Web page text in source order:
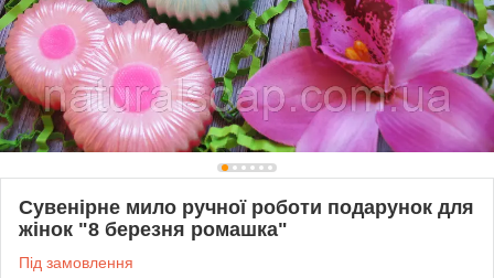
Сувенірне мило ручної роботи подарунок для
жінок "8 березня ромашка"
Під замовлення